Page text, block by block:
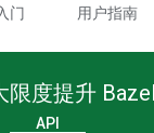
门 用户指南
度提升
API